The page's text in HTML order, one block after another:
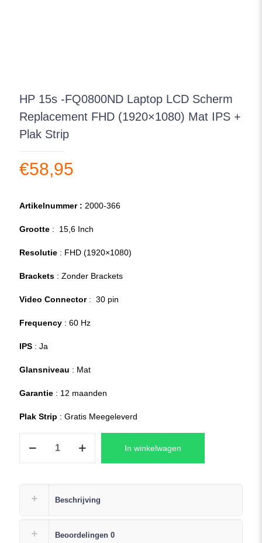
HP 15s -FQ0800ND Laptop LCD Scherm
Replacement FHD (1920×1080) Mat IPS +
Plak Strip
€58,95
Artikelnummer : 2000-366
Grootte : 15,6 Inch
Resolutie : FHD (1920×1080)
Brackets : Zonder Brackets
Video Connector: 30 pin
Frequency : 60 Hz
IPS : Ja
Glansniveau : Mat
Garantie : 12 maanden
Plak Strip : Gratis Meegeleverd
FQ0800ND
Laptop
In winkelwagen
Beschrijving
Beoordelingen 0